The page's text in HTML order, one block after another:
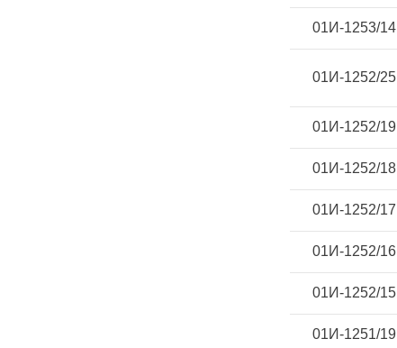
01И-1253/14
01И-1252/25
01И-1252/19
01И-1252/18
01И-1252/17
01И-1252/16
01И-1252/15
01И-1251/19